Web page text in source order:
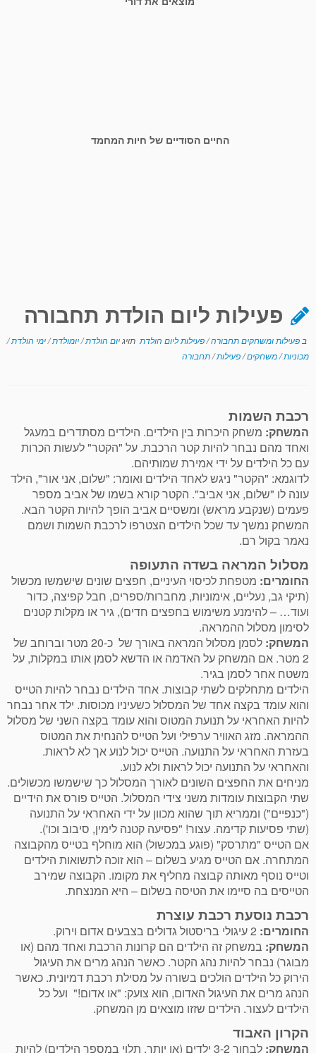
החיים הסודיים של חיות המחמד
פעילות ליום הולדת תחבורה
ב פעילות ומשחקים תחבורה/פעילות ליום הולדת תויגיום הולדת/יומולדת/ימי הולדת/
מכוניות/משחקים/פעילות/תחבורה
רכבת השמות
המשחק: משחק היכרות בין הילדים. הילדים מסתדרים במעגל
ואחד מהם נבחר להיות קטר הרכבת. על "הקטר" לעשות הכרות
עם כל הילדים על ידי אמירת שמותיהם.
לדוגמא: "הקטר" ניגש לאחד הילדים ואומר: "שלום, אני אור", הילד
עונה לו "שלום, אני אביב". הקטר קורא בשמו של אביב מספר
פעמים (שנקבע מראש) ומשסיים אביב הופך להיות הקטר הבא.
המשחק נמשך עד שכל הילדים הצטרפו לרכבת השמות ושמם
נאמר בקול רם.
מסלול המראה בשדה התעופה
החומרים: מטפחת לכיסוי העיניים, חפצים שונים שישמשו מכשול
(תיקי גב, נעליים, אימוניות, מחברות/ספרים, חבל קפיצה, כדור
ועוד… – להימנע משימוש בחפצים חדים), גיר או מקלות קטנים
לסימון מסלול ההמראה.
המשחק:
לסמן מסלול המראה באורך של כ-20 מטר וברוחב של
2 מטר. אם המשחק על האדמה או הדשא לסמן אותו במקלות, על
משטח אחר לסמן בגיר.
הילדים מתחלקים לשתי קבוצות. אחד הילדים נבחר להיות הטייס
והוא עומד בקצה אחד של המסלול כשעיניו מכוסות. ילד אחר נבחר
להיות האחראי על תנועת המטוס והוא עומד בקצה השני של מסלול
ההמראה. מזג האוויר ערפילי ועל הטייס להנחית את המטוס
בעזרת האחראי על התנועה. הטייס יכול לנוע אך לא לראות.
והאחראי על התנועה יכול לראות ולא לנוע.
מניחים את החפצים השונים לאורך המסלול כך שישמשו מכשולים.
שתי הקבוצות עומדות משני צידי המסלול. הטייס פורס את הידיים
("כנפיים") וממריא תוך שהוא מכוון על ידי האחראי על התנועה
(שתי פסיעות קדימה. עצור! "פסיעה קטנה לימין, סיבוב וכו').
אם הטייס "מתרסק" (פוגע במכשול) הוא מוחלף בטייס מהקבוצה
המתחרה. אם הטייס מגיע בשלום – הוא זוכה לתשואות הילדים
וטייס נוסף מאותה קבוצה מחליף את מקומו. הקבוצה שמירב
הטייסים בה סיימו את הטיסה בשלום – היא המנצחת.
רכבת נוסעת רכבת עוצרת
החומרים:
המשחק: במשחק זה הילדים הם קרונות הרכבת ואחד מהם (או
מבוגר) נבחר להיות נהג הקטר. כאשר הנהג מרים את העיגול
הירוק כל הילדים הולכים בשורה על מסילת רכבת דמיונית. כאשר
הנהג מרים את העיגול האדום, הוא צועק: "או אדום!" ועל כל
הילדים לעצור. הילדים שזזו מוצאים מן המשחק.
הקרון האבוד
המשחק:
לבחור 3-2 ילדים (או יותר, תלוי במספר הילדים) להיות